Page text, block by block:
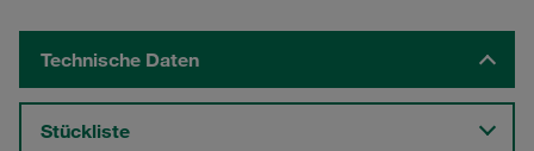
Technische Daten
Stückliste